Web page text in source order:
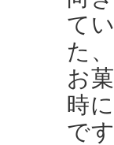
て
た
お
時
で